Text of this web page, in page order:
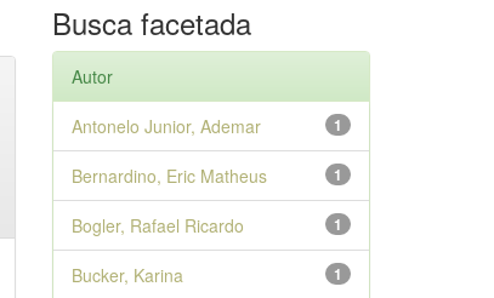
Busca facetada
Autor
1
Antonelo Junior, Ademar
1
Bernardino, Eric Matheus
1
Bogler, Rafael Ricardo
1
Bucker, Karina